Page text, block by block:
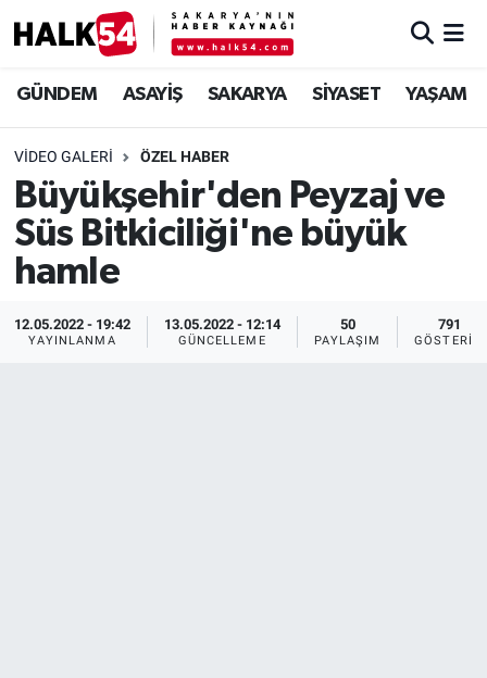
GÜNDEM ASAYİŞ SAKARYA SİYASET YAŞAM
VIDEO GALERI ÖZEL HABER
Büyükşehir'den Peyzaj ve
Süs Bitkiciliği'ne büyük
hamle
12.05.2022 - 19:42
YAYINLANMA
13.05.2022 - 12:14
GÜNCELLEME
50
PAYLAŞIM
791
GÖSTERIM
GÜNDEM
YAŞAM
SAKARYA
Adapazarı Nöbetçi Eczaneler
Adapazarı Trafik Yoğunluk Haritası
Süper Lig Puan Durumu ve Fikstür